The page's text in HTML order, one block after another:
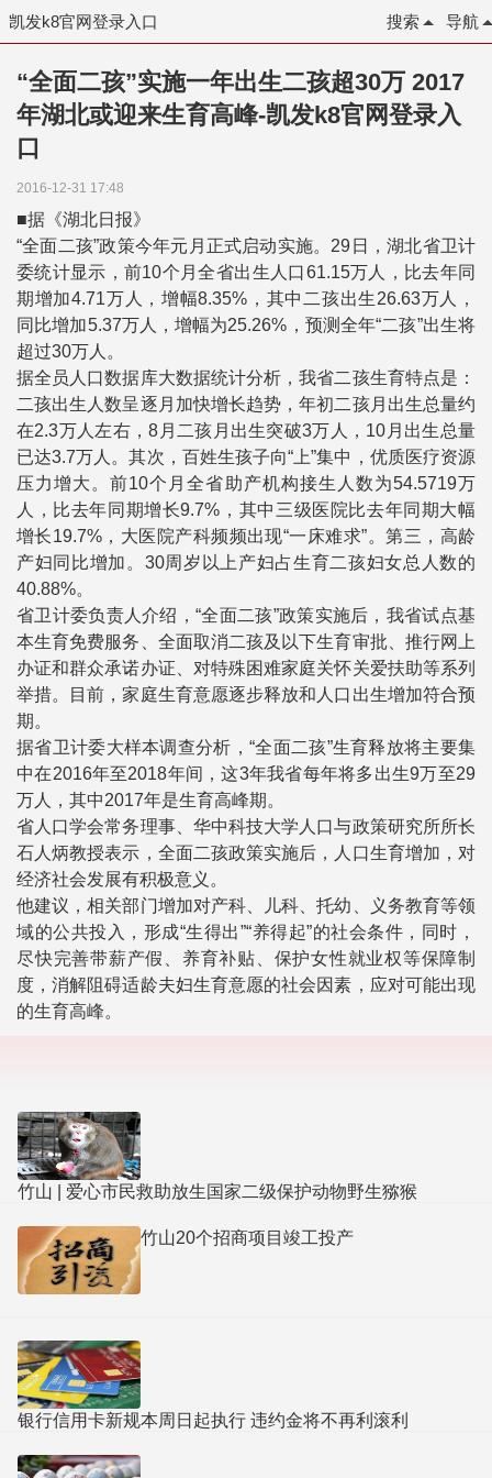
凯发k8官网登录入口 导航
搜索
“全面二孩”实施一年出生二孩超30万 2017
年湖北或迎来生育高峰-凯发k8官网登录入
口
2016-12-31 17:48
■据《湖北日报》
“全面二孩”政策今年元月正式启动实施。29日，湖北省卫计
委统计显示，前10个月全省出生人口61.15万人，比去年同
期增加4.71万人，增幅8.35%，其中二孩出生26.63万人，
同比增加5.37万人，增幅为25.26%，预测全年“二孩”出生将
超过30万人。
据全员人口数据库大数据统计分析，我省二孩生育特点是：
二孩出生人数呈逐月加快增长趋势，年初二孩月出生总量约
在2.3万人左右，8月二孩月出生突破3万人，10月出生总量
已达3.7万人。其次，百姓生孩子向“上”集中，优质医疗资源
压力增大。前10个月全省助产机构接生人数为54.5719万
人，比去年同期增长9.7%，其中三级医院比去年同期大幅
增长19.7%，大医院产科频频出现“一床难求”。第三，高龄
产妇同比增加。30周岁以上产妇占生育二孩妇女总人数的
40.88%。
省卫计委负责人介绍，“全面二孩”政策实施后，我省试点基
本生育免费服务、全面取消二孩及以下生育审批、推行网上
办证和群众承诺办证、对特殊困难家庭关怀关爱扶助等系列
举措。目前，家庭生育意愿逐步释放和人口出生增加符合预
期。
据省卫计委大样本调查分析，“全面二孩”生育释放将主要集
中在2016年至2018年间，这3年我省每年将多出生9万至29
万人，其中2017年是生育高峰期。
省人口学会常务理事、华中科技大学人口与政策研究所所长
石人炳教授表示，全面二孩政策实施后，人口生育增加，对
经济社会发展有积极意义。
他建议，相关部门增加对产科、儿科、托幼、义务教育等领
域的公共投入，形成“生得出”“养得起”的社会条件，同时，
尽快完善带薪产假、养育补贴、保护女性就业权等保障制
度，消解阻碍适龄夫妇生育意愿的社会因素，应对可能出现
的生育高峰。
竹山 | 爱心市民救助放生国家二级保护动物野生猕猴
竹山20个招商项目竣工投产
银行信用卡新规本周日起执行 违约金将不再利滚利